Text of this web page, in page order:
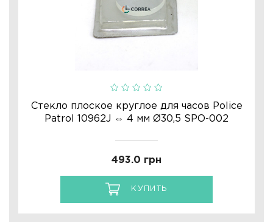
Стекло плоское круглое для часов Police
Patrol 10962J ⇔ 4 мм Ø30,5 SPO-002
493.0 грн
КУПИТЬ